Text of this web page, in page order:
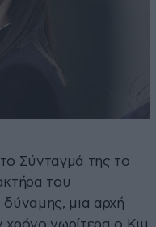
Σύνταγμά της το
του
μια αρχή
χρόνο νωρίτερα ο Κιμ